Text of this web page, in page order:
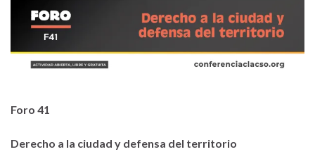
Foro 41
Derecho a la ciudad y defensa del territorio